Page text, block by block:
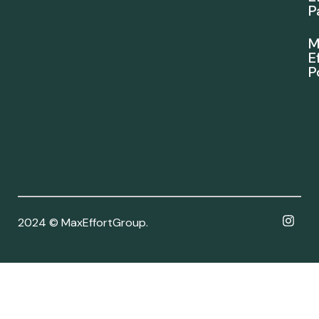
2024 © MaxEffortGroup.